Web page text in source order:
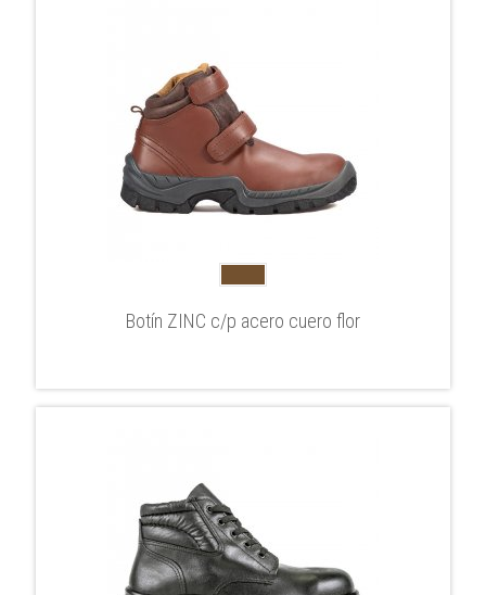
Botín ZINC c/p acero cuero flor